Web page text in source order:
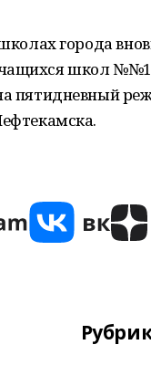
города
школ
пятидневный